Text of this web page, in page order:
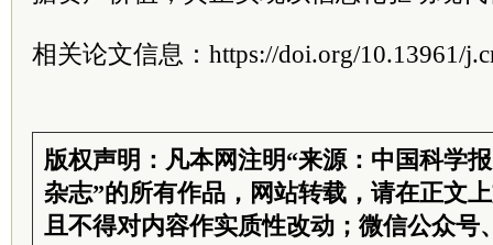
相关论文信息：https://doi.org/10.13961/
版权声明：凡本网注明“来源：中国科学
杂志”的所有作品，网站转载，请在正文
且不得对内容作实质性改动；微信公众号